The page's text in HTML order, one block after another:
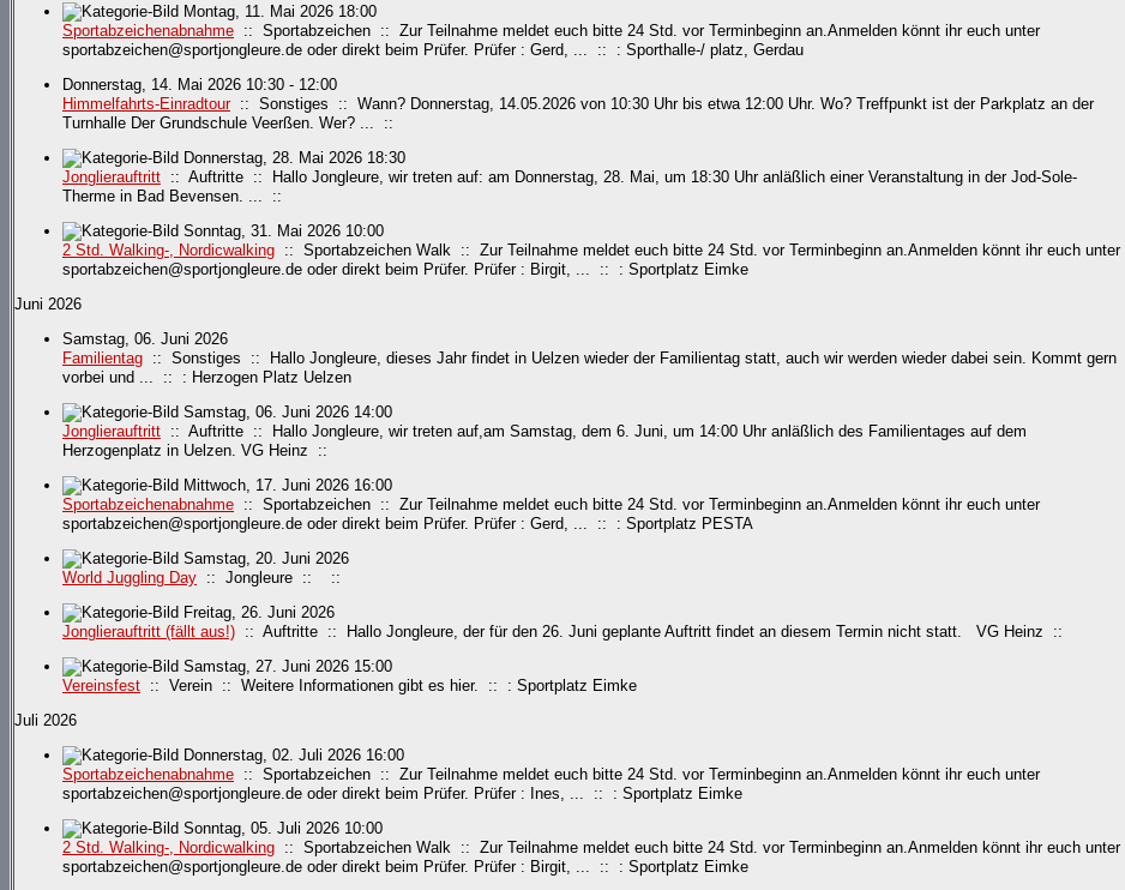
Montag, 11. Mai 2026 18:00
Sportabzeichenabnahme :: Sportabzeichen :: Zur Teilnahme meldet euch bitte 24 Std. vor Terminbeginn an.Anmelden könnt ihr euch unter
sportabzeichen@sportjongleure.de oder direkt beim Prüfer. Prüfer : Gerd, ... :: : Sporthalle-/ platz, Gerdau
Donnerstag, 14. Mai 2026 10:30 - 12:00
Himmelfahrts-Einradtour:: Sonstiges :: Wann? Donnerstag, 14.05.2026 von 10:30 Uhr bis etwa 12:00 Uhr. Wo? Treffpunkt ist der Parkplatz an der
Turnhalle Der Grundschule Veerßen. Wer? ... ::
Donnerstag, 28. Mai 2026 18:30
Jonglierauftritt :: Auftritte :: Hallo Jongleure, wir treten auf: am Donnerstag, 28. Mai, um 18:30 Uhr anläßlich einer Veranstaltung in der Jod-Sole-
Therme in Bad Bevensen. ... ::
Sonntag, 31. Mai 2026 10:00
2 Std. Walking-, Nordicwalking :: Sportabzeichen Walk :: Zur Teilnahme meldet euch bitte 24 Std. vor Terminbeginn an.Anmelden könnt ihr euch unter
sportabzeichen@sportjongleure.de oder direkt beim Prüfer. Prüfer : Birgit, ... :: : Sportplatz Eimke
Juni 2026
Samstag, 06. Juni 2026
Familientag :: Sonstiges :: Hallo Jongleure, dieses Jahr findet in Uelzen wieder der Familientag statt, auch wir werden wieder dabei sein. Kommt gern
vorbei und ... :: : Herzogen Platz Uelzen
Samstag, 06. Juni 2026 14:00
Jonglierauftritt :: Auftritte :: Hallo Jongleure, wir treten auf,am Samstag, dem 6. Juni, um 14:00 Uhr anläßlich des Familientages auf dem
Herzogenplatz in Uelzen. VG Heinz ::
Mittwoch, 17. Juni 2026 16:00
Sportabzeichenabnahme :: Sportabzeichen :: Zur Teilnahme meldet euch bitte 24 Std. vor Terminbeginn an.Anmelden könnt ihr euch unter
sportabzeichen@sportjongleure.de oder direkt beim Prüfer. Prüfer : Gerd, ... :: : Sportplatz PESTA
Samstag, 20. Juni 2026
World Juggling Day :: Jongleure :: ::
Freitag, 26. Juni 2026
Jonglierauftritt (fällt aus!) :: Auftritte :: Hallo Jongleure, der für den 26. Juni geplante Auftritt findet an diesem Termin nicht statt. VG Heinz ::
Samstag, 27. Juni 2026 15:00
Vereinsfest :: Verein :: Weitere Informationen gibt es hier. :: : Sportplatz Eimke
Juli 2026
Donnerstag, 02. Juli 2026 16:00
Sportabzeichenabnahme :: Sportabzeichen :: Zur Teilnahme meldet euch bitte 24 Std. vor Terminbeginn an.Anmelden könnt ihr euch unter
sportabzeichen@sportjongleure.de oder direkt beim Prüfer. Prüfer : Ines, ... :: : Sportplatz Eimke
Sonntag, 05. Juli 2026 10:00
2 Std. Walking-, Nordicwalking :: Sportabzeichen Walk :: Zur Teilnahme meldet euch bitte 24 Std. vor Terminbeginn an.Anmelden könnt ihr euch unter
sportabzeichen@sportjongleure.de oder direkt beim Prüfer. Prüfer : Birgit, ... :: : Sportplatz Eimke